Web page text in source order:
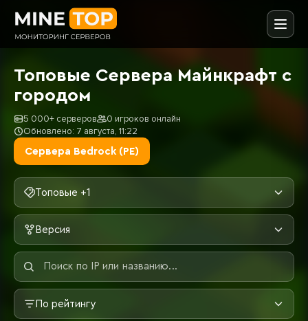
Топовые Сервера Майнкрафт с
городом
5 000+ серверов
0 игроков онлайн
Обновлено: 7 августа, 11:22
Сервера Bedrock (PE)
Топовые +1
Версия
По рейтингу